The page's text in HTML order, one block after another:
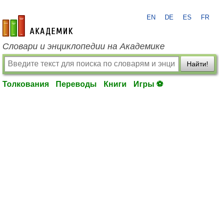
academic.ru
EN DE ES FR
Словари и энциклопедии на Академике
Найти!
Толкования Переводы Книги Игры ⚽